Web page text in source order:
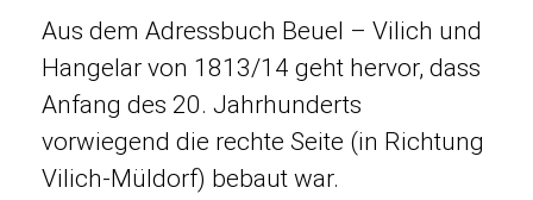
Aus dem Adressbuch Beuel – Vilich und
Hangelar von 1813/14 geht hervor, dass
Anfang des 20. Jahrhunderts
vorwiegend die rechte Seite (in Richtung
Vilich-Müldorf) bebaut war.